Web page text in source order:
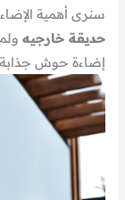
سنرى أهمية
حديقة خارجيه
إضاءة حوش